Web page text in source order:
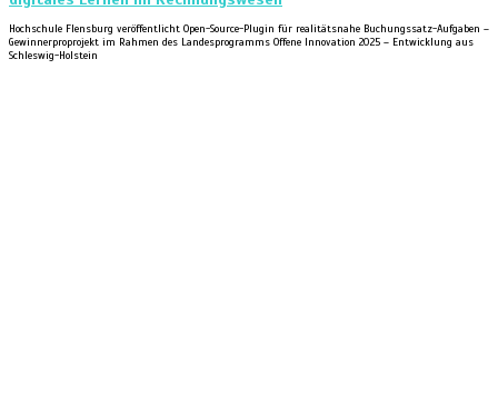
Hochschule Flensburg veröffentlicht Open-Source-Plugin für realitätsnahe Buchungssatz-Aufgaben –
Gewinnerproprojekt im Rahmen des Landesprogramms Offene Innovation 2025 – Entwicklung aus
Schleswig-Holstein